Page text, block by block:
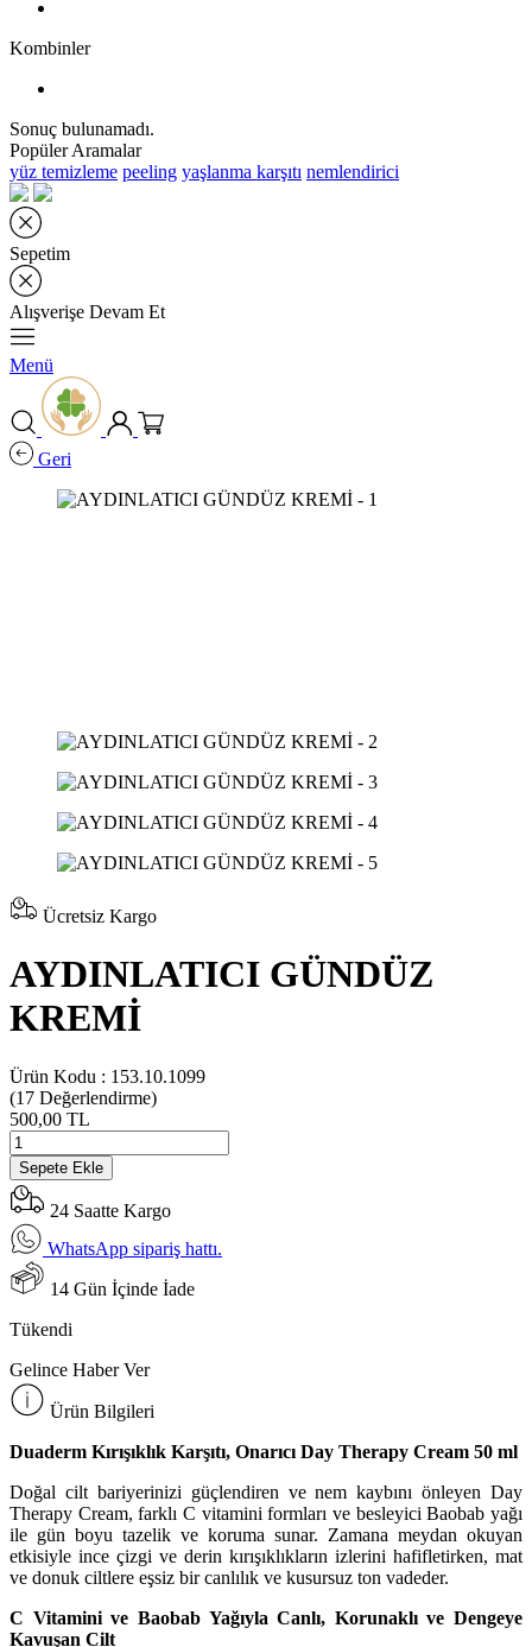
Kombinler
Sonuç bulunamadı.
Popüler Aramalar
yüz temizleme peeling yaşlanma karşıtı nemlendirici
Sepetim
Alışverişe Devam Et
Menü
Geri
Ücretsiz Kargo
AYDINLATICI GÜNDÜZ
KREMİ
Ürün Kodu : 153.10.1099
(17 Değerlendirme)
500,00 TL
Sepete Ekle
24 Saatte Kargo
WhatsApp sipariş hattı.
14 Gün İçinde İade
Tükendi
Gelince Haber Ver
Ürün Bilgileri
Duaderm Kırışıklık Karşıtı, Onarıcı Day Therapy Cream 50 ml
Doğal cilt bariyerinizi güçlendiren ve nem kaybını önleyen Day
Therapy Cream, farklı C vitamini formları ve besleyici Baobab yağı
ile gün boyu tazelik ve koruma sunar. Zamana meydan okuyan
etkisiyle ince çizgi ve derin kırışıklıkların izlerini hafifletirken, mat
ve donuk ciltlere eşsiz bir canlılık ve kusursuz ton vadeder.
C Vitamini ve Baobab Yağıyla Canlı, Korunaklı ve Dengeye
Kavuşan Cilt